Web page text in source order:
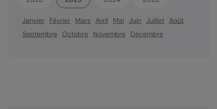
Janvier Février Mars Avril Mai Juin Juillet Août
Septembre
Octobre Novembre Décembre